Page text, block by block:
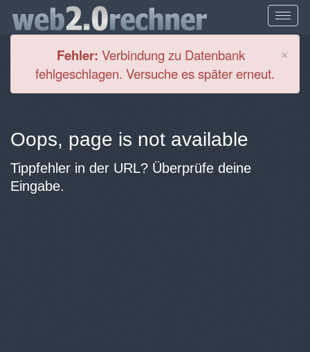
×
Fehler: Verbindung zu Datenbank
fehlgeschlagen. Versuche es später erneut.
Oops, page is not available
Tippfehler in der URL? Überprüfe deine
Eingabe.